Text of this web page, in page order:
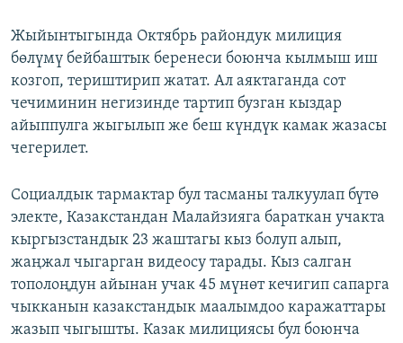
Жыйынтыгында Октябрь райондук милиция
бөлүмү бейбаштык беренеси боюнча кылмыш иш
козгоп, териштирип жатат. Ал аяктаганда сот
чечиминин негизинде тартип бузган кыздар
айыппулга жыгылып же беш күндүк камак жазасы
чегерилет.
Социалдык тармактар бул тасманы талкуулап бүтө
электе, Казакстандан Малайзияга бараткан учакта
кыргызстандык 23 жаштагы кыз болуп алып,
жаңжал чыгарган видеосу тарады. Кыз салган
тополоңдун айынан учак 45 мүнөт кечигип сапарга
чыкканын казакстандык маалымдоо каражаттары
жазып чыгышты. Казак милициясы бул боюнча